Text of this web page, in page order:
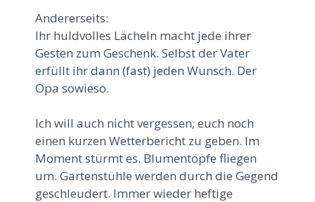
Andererseits:
Ihr huldvolles Lächeln macht jede ihrer
Gesten zum Geschenk. Selbst der Vater
erfüllt ihr dann (fast) jeden Wunsch. Der
Opa sowieso.
Ich will auch nicht vergessen, euch noch
einen kurzen Wetterbericht zu geben. Im
Moment stürmt es. Blumentöpfe fliegen
um. Gartenstühle werden durch die Gegend
geschleudert. Immer wieder heftige